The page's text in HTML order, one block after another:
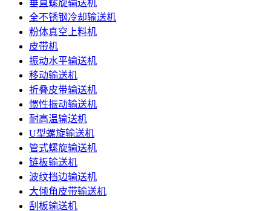
垂直螺旋输送机
全不锈钢冷却输送机
粉体真空上料机
皮带机
振动水平输送机
移动输送机
折叠皮带输送机
惯性振动输送机
耐高温输送机
U型螺旋输送机
管式螺旋输送机
链板输送机
波纹挡边输送机
大倾角皮带输送机
刮板输送机